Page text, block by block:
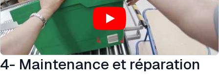
4- Maintenance et réparation